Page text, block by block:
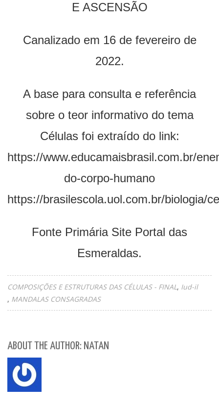
E ASCENSÃO
Canalizado em 16 de fevereiro de
2022.
A base para consulta e referência
sobre o teor informativo do tema
Células foi extraído do link:
https://www.educamaisbrasil.com.br/
do-corpo-humano
https://brasilescola.uol.com.br/biologia/
Fonte Primária Site Portal das
Esmeraldas.
COMPOSIÇÕES E ESTRUTURAS DAS CÉLULAS - FINAL Iud-il
MANDALAS CONSAGRADAS
ABOUT THE AUTHOR: NATAN